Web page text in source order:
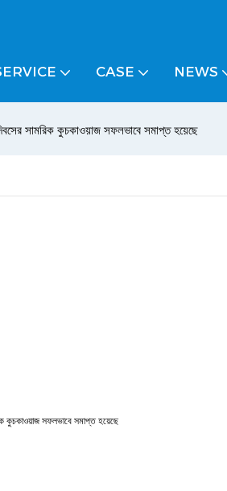
CASE NEWS
সামরিক কুচকাওয়াজ সফলভাবে সমাপ্ত হয়েছে